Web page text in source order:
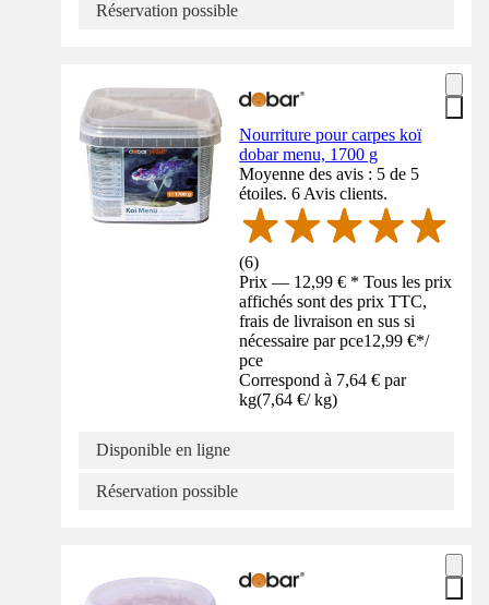
Réservation possible
Nourriture pour carpes koï
dobar menu, 1700 g
Moyenne des avis : 5 de 5
étoiles. 6 Avis clients.
(6)
Prix — 12,99 € * Tous les prix
affichés sont des prix TTC,
frais de livraison en sus si
nécessaire par pce12,99 €*/
pce
Correspond à 7,64 € par
kg(7,64 €/ kg)
Disponible en ligne
Réservation possible